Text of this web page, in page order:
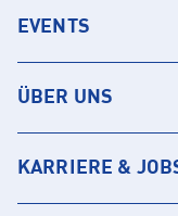
EVENTS
ÜBER UNS
KARRIERE &